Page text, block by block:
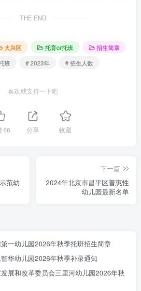
年9月19
每位幼儿一名家长进早教群。
。每次活动时间40分钟。
THE END
大兴区 托育or托班
招生简章
班 # 2023年 # 招生人数
喜欢就支持一下吧
66 分享 收藏
范幼
下一篇
2024年北京市昌平区普惠性
幼儿园最新名单
一幼儿园2026年秋季托班招生简章
华幼儿园2026年秋季补录通知
展和改革委员会三里河幼儿园2026年秋